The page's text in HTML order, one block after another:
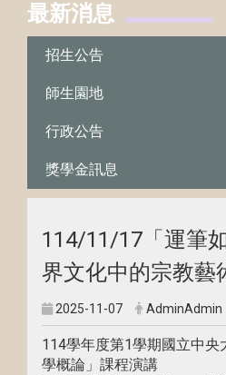
最新消息
招生公告
師生園地
行政公告
獎學金訊息
114/11/17「運筆
界文化中的宗教藝
2025-11-07 AdminAdmin
114學年度第1學期國立中
學概論」課程演講